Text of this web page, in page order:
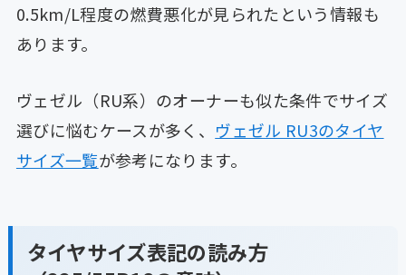
0.5km/L程度の燃費悪化が見られたという情報も
あります。
ヴェゼル（RU系）のオーナーも似た条件でサイズ
選びに悩むケースが多く、 ヴェゼル RU3のタイヤ
サイズ一覧が参考になります。
タイヤサイズ表記の読み方